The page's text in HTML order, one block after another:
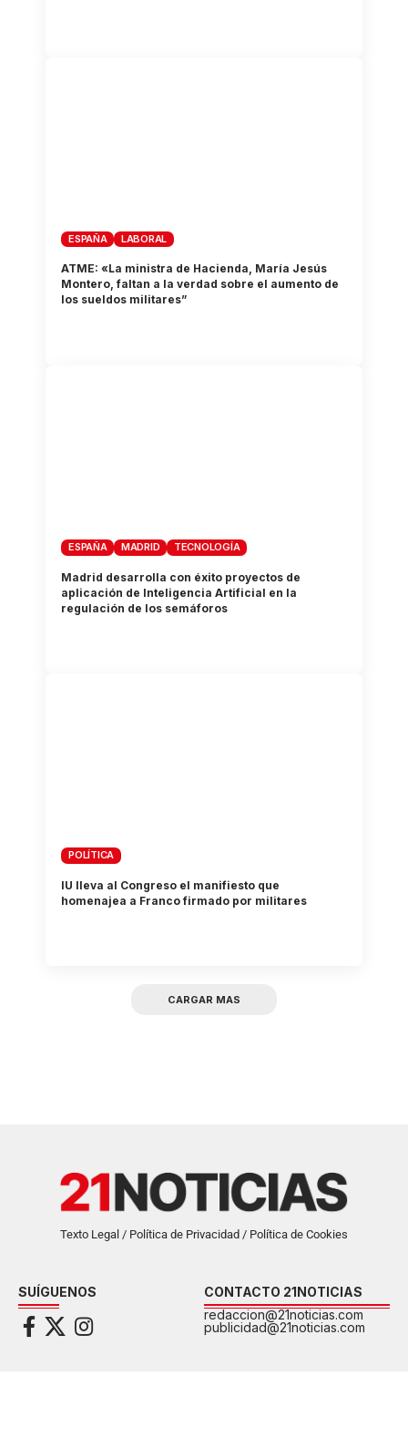
ESPAÑA LABORAL
ATME: «La ministra de Hacienda, María Jesús
Montero, faltan a la verdad sobre el aumento de
los sueldos militares”
ESPAÑA MADRID TECNOLOGÍA
Madrid desarrolla con éxito proyectos de
aplicación de Inteligencia Artificial en la
regulación de los semáforos
POLÍTICA
IU lleva al Congreso el manifiesto que
homenajea a Franco firmado por militares
CARGAR MAS
Texto Legal / Política de Privacidad / Política de Cookies
SUÍGUENOS
CONTACTO 21NOTICIAS
redaccion@21noticias.com
publicidad@21noticias.com